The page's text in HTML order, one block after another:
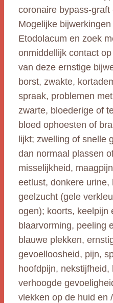
coronaire bypass-
Mogelijke
Etodolacum en zoek
onmiddellijk contact
van deze ernstige
borst, zwakte,
spraak, problemen
zwarte, bloederige of
bloed ophoesten of
lijkt; zwelling of snelle
dan normaal plassen
misselijkheid,
eetlust, donkere urine,
geelzucht (gele
ogen); koorts, keelpijn
blaarvorming, peeling
blauwe plekken,
gevoelloosheid, pijn,
hoofdpijn, nekstijfheid,
verhoogde
vlekken op de huid en